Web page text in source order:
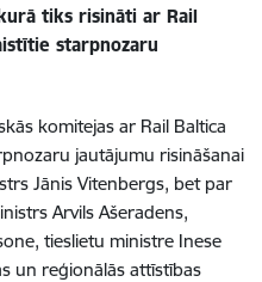
tiks risināti ar Rail
starpnozaru
komitejas ar Rail Baltica
jautājumu risināšanai
Jānis Vitenbergs, bet par
Arvils Ašeradens,
tieslietu ministre Inese
un reģionālās attīstības